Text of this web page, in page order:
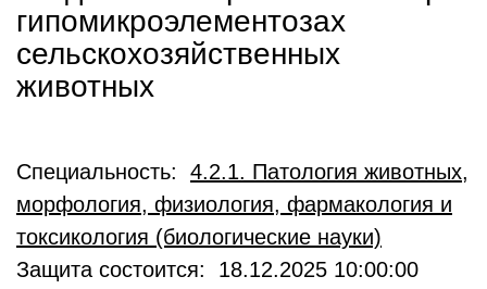
гипомикроэлементозах
сельскохозяйственных
животных
Специальность: 4.2.1. Патология животных,
морфология, физиология, фармакология и
токсикология (биологические науки)
Защита состоится: 18.12.2025 10:00:00